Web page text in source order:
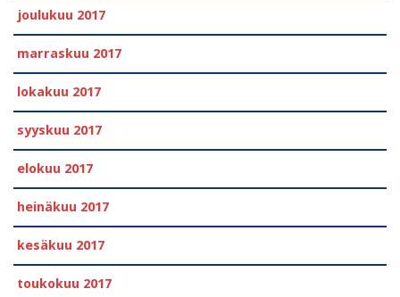
joulukuu 2017
marraskuu 2017
lokakuu 2017
syyskuu 2017
elokuu 2017
heinäkuu 2017
kesäkuu 2017
toukokuu 2017